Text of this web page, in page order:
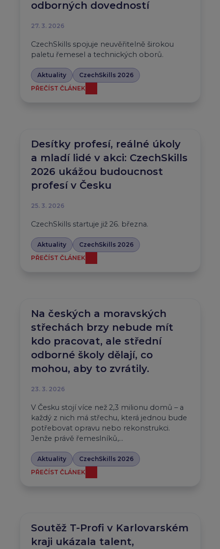
odborných dovedností
27. 3. 2026
CzechSkills spojuje neuvěřitelně širokou
paletu řemesel a technických oborů.
Aktuality
CzechSkills 2026
PŘEČÍST ČLÁNEK
Desítky profesí, reálné úkoly
a mladí lidé v akci: CzechSkills
2026 ukážou budoucnost
profesí v Česku
25. 3. 2026
CzechSkills startuje již 26. března.
Aktuality
CzechSkills 2026
PŘEČÍST ČLÁNEK
Na českých a moravských
střechách brzy nebude mít
kdo pracovat, ale střední
odborné školy dělají, co
mohou, aby to zvrátily.
23. 3. 2026
V Česku stojí více než 2,3 milionu domů – a
každý z nich má střechu, která jednou bude
potřebovat opravu nebo rekonstrukci.
Jenže právě řemeslníků,…
Aktuality
CzechSkills 2026
PŘEČÍST ČLÁNEK
Soutěž T-Profi v Karlovarském
kraji ukázala talent,